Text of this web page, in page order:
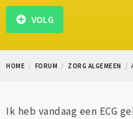
VOLG
HOME FORUM ZORG ALGEMEEN
Ik heb vandaag een ECG